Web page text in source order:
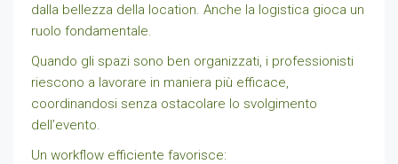
dalla bellezza della location. Anche la logistica gioca un
ruolo fondamentale.
Quando gli spazi sono ben organizzati, i professionisti
riescono a lavorare in maniera più efficace,
coordinandosi senza ostacolare lo svolgimento
dell’evento.
Un workflow efficiente favorisce: